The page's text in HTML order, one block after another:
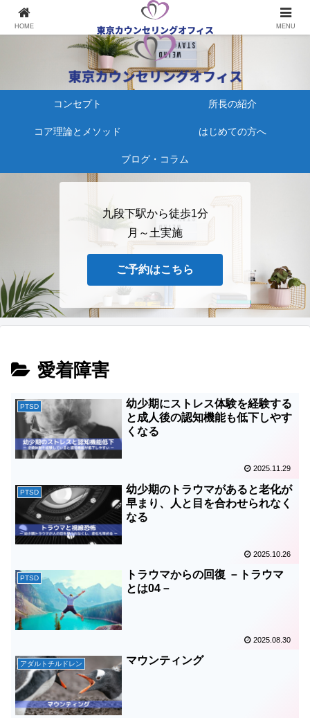
心療内科にかかる、その前に
コンセプト 所長の紹介
コア理論とメソッド はじめての方へ
ブログ・コラム
九段下駅から徒歩1分
月～土実施
ご予約はこちら
愛着障害
PTSD
幼少期にストレス体験を経験する
と成人後の認知機能も低下しやす
くなる
2025.11.29
PTSD
幼少期のトラウマがあると老化が
早まり、人と目を合わせられなく
なる
2025.10.26
PTSD
トラウマからの回復 －トラウマ
とは04－
2025.08.30
アダルトチルドレン マウンティング
HOME MENU